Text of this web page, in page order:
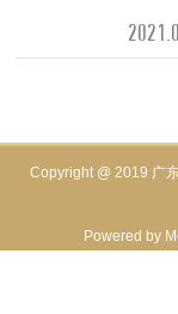
Copyright @ 2019 广
Powered by